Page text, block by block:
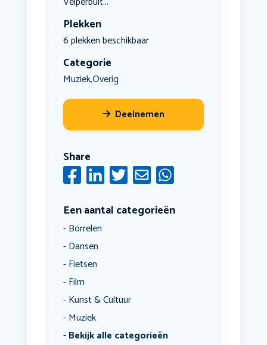
Plekken
6 plekken beschikbaar
Categorie
Muziek,Overig
Deelnemen
Share
Een aantal categorieën
Borrelen
Dansen
Fietsen
Film
Kunst & Cultuur
Muziek
Bekijk alle categorieën